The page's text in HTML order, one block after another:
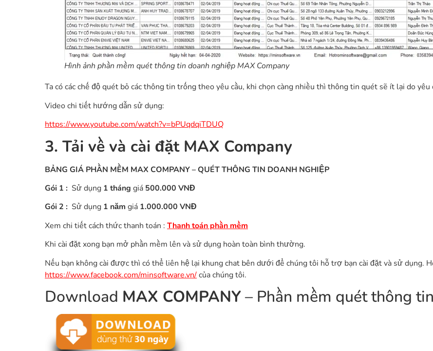
Hình ảnh phần mềm quét thông tin doanh nghiệp MAX Company
Ta có các chế độ quét bỏ các thông tin trống theo yêu cầu, khi chọn càng nhiều thì thông tin quét sẽ ít lại do
Video chi tiết hướng dẫn sử dụng:
https://www.youtube.com/watch?v=bPUqdqiTDUQ
3. Tải về và cài đặt MAX Company
BẢNG GIÁ PHẦN MỀM MAX COMPANY–QUÉT THÔNG TIN DOANH NGHIỆP
Gói 1 : Sử dụng 1 tháng giá 500.000 VNĐ
Gói 2 : Sử dụng 1 năm giá 1.000.000 VNĐ
Xem chi tiết cách thức thanh toán : Thanh toán phần mềm
Khi cài đặt xong bạn mở phần mềm lên và sử dụng hoàn toàn bình thường.
Nếu bạn không cài được thì có thể liên hệ lại khung chat bên dưới để chúng tôi hỗ trợ bạn cài đặt và sử dụng.
https://www.facebook.com/minsoftware.vn/của chúng tôi.
Download MAX COMPANY– Phần mềm quét thông